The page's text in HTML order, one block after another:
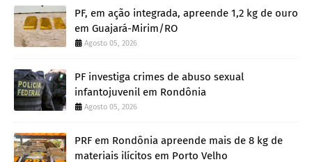
PF, em ação integrada, apreende 1,2 kg de ouro
em Guajará-Mirim/RO
Agosto 05, 2026
PF investiga crimes de abuso sexual
infantojuvenil em Rondônia
Agosto 05, 2026
PRF em Rondônia apreende mais de 8 kg de
materiais ilícitos em Porto Velho